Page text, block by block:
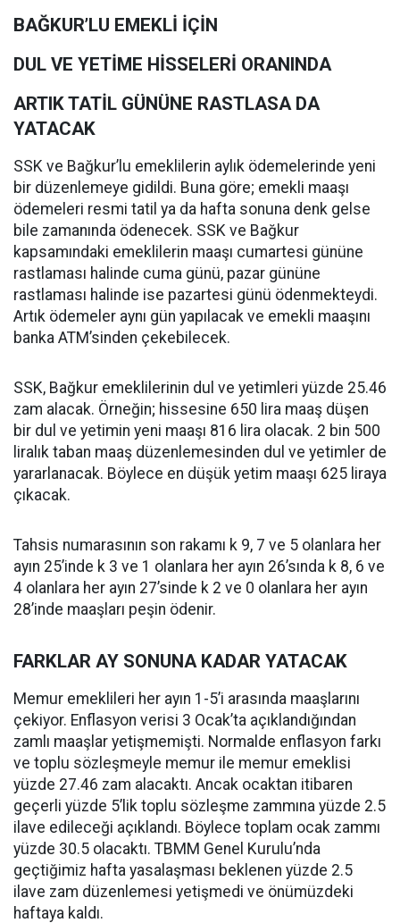
BAĞKUR’LU EMEKLİ İÇİN
DUL VE YETİME HİSSELERİ ORANINDA
ARTIK TATİL GÜNÜNE RASTLASA DA
YATACAK
SSK ve Bağkur’lu emeklilerin aylık ödemelerinde yeni
bir düzenlemeye gidildi. Buna göre; emekli maaşı
ödemeleri resmi tatil ya da hafta sonuna denk gelse
bile zamanında ödenecek. SSK ve Bağkur
kapsamındaki emeklilerin maaşı cumartesi gününe
rastlaması halinde cuma günü, pazar gününe
rastlaması halinde ise pazartesi günü ödenmekteydi.
Artık ödemeler aynı gün yapılacak ve emekli maaşını
banka ATM’sinden çekebilecek.
SSK, Bağkur emeklilerinin dul ve yetimleri yüzde 25.46
zam alacak. Örneğin; hissesine 650 lira maaş düşen
bir dul ve yetimin yeni maaşı 816 lira olacak. 2 bin 500
liralık taban maaş düzenlemesinden dul ve yetimler de
yararlanacak. Böylece en düşük yetim maaşı 625 liraya
çıkacak.
Tahsis numarasının son rakamı k 9, 7 ve 5 olanlara her
ayın 25’inde k 3 ve 1 olanlara her ayın 26’sında k 8, 6 ve
4 olanlara her ayın 27’sinde k 2 ve 0 olanlara her ayın
28’inde maaşları peşin ödenir.
FARKLAR AY SONUNA KADAR YATACAK
Memur emeklileri her ayın 1-5’i arasında maaşlarını
çekiyor. Enflasyon verisi 3 Ocak’ta açıklandığından
zamlı maaşlar yetişmemişti. Normalde enflasyon farkı
ve toplu sözleşmeyle memur ile memur emeklisi
yüzde 27.46 zam alacaktı. Ancak ocaktan itibaren
geçerli yüzde 5’lik toplu sözleşme zammına yüzde 2.5
ilave edileceği açıklandı. Böylece toplam ocak zammı
yüzde 30.5 olacaktı. TBMM Genel Kurulu’nda
geçtiğimiz hafta yasalaşması beklenen yüzde 2.5
ilave zam düzenlemesi yetişmedi ve önümüzdeki
haftaya kaldı.